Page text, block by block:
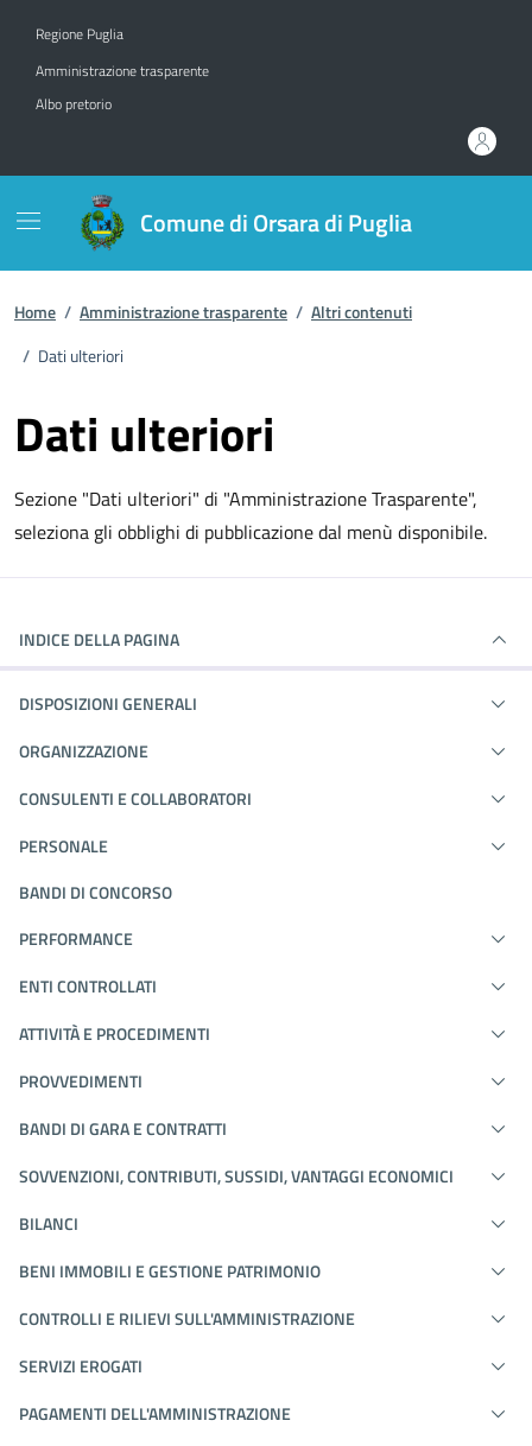
Regione Puglia
Amministrazione trasparente
Albo pretorio
Comune di Orsara di Puglia
Home / Amministrazione trasparente / Altri contenuti
/ Dati ulteriori
Dati ulteriori
Sezione "Dati ulteriori" di "Amministrazione Trasparente",
seleziona gli obblighi di pubblicazione dal menù disponibile.
INDICE DELLA PAGINA
DISPOSIZIONI GENERALI
ORGANIZZAZIONE
CONSULENTI E COLLABORATORI
PERSONALE
BANDI DI CONCORSO
PERFORMANCE
ENTI CONTROLLATI
ATTIVITÀ E PROCEDIMENTI
PROVVEDIMENTI
BANDI DI GARA E CONTRATTI
SOVVENZIONI, CONTRIBUTI, SUSSIDI, VANTAGGI ECONOMICI
BILANCI
BENI IMMOBILI E GESTIONE PATRIMONIO
CONTROLLI E RILIEVI SULL'AMMINISTRAZIONE
SERVIZI EROGATI
PAGAMENTI DELL'AMMINISTRAZIONE